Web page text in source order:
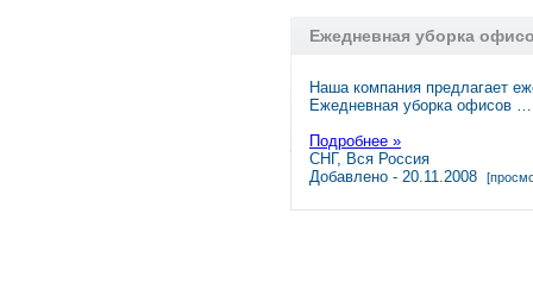
Ежедневная уборка
Наша компания предлагает
Ежедневная уборка офисов …
Подробнее »
СНГ, Вся Россия
Добавлено - 20.11.2008